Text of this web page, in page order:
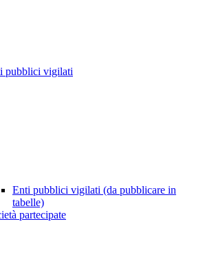
pubblici vigilati
Enti pubblici vigilati (da pubblicare in
tabelle)
partecipate